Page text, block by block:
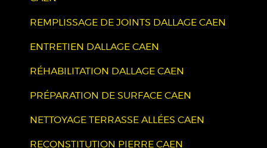
REMPLISSAGE DE JOINTS DALLAGE CAEN
ENTRETIEN DALLAGE CAEN
RÉHABILITATION DALLAGE CAEN
PRÉPARATION DE SURFACE CAEN
NETTOYAGE TERRASSE ALLÉES CAEN
RECONSTITUTION PIERRE CAEN